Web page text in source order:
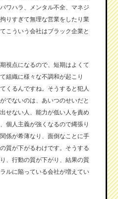
ワハラ、メンタル不全、マネジ
りすぎて無理な営業をしたり業
こういう会社はブラック企業と
視点になるので、短期はよくて
組織に様々な不調和が起こり
くるんですね。そうすると犯人
でないのは、あいつのせいだと
せない人、能力が低い人を責め
個人主義が強くなるので縄張り
係が希薄なり、面倒なことに手
質が下がるわけです。そうする
、行動の質が下がり、結果の質
ルに陥っている会社が増えてい